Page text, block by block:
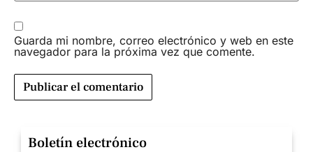
Guarda mi nombre, correo electrónico y web en este
navegador para la próxima vez que comente.
Boletín electrónico